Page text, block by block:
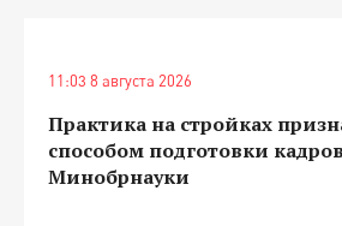
11:03 8 августа 2026
Практика на стройках
способом подготовки
Минобрнауки